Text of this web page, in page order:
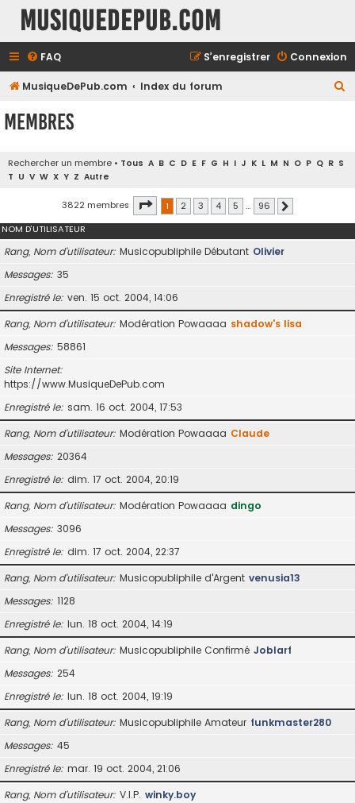
MusiqueDePub.com
FAQ Connexion
S’enregistrer
MusiqueDePub.com Index du forum
Membres
Rechercher un membre • Tous A B C D E F G H I J K L M N O P Q R S
T U V W X Y Z Autre
3822 membres Page 1sur96
1 2 3 4 5 … 96
NOM D’UTILISATEUR
Rang, Nom d’utilisateur Musicopubliphile Débutant Olivier
Messages 35
Enregistré le ven. 15 oct. 2004, 14:06
Rang, Nom d’utilisateur Modération Powaaaa shadow's lisa
Messages 58861
Site Internet
https://www.MusiqueDePub.com
Enregistré le sam. 16 oct. 2004, 17:53
Rang, Nom d’utilisateur Modération Powaaaa Claude
Messages 20364
Enregistré le dim. 17 oct. 2004, 20:19
Rang, Nom d’utilisateur Modération Powaaaa dingo
Messages 3096
Enregistré le dim. 17 oct. 2004, 22:37
Rang, Nom d’utilisateur Musicopubliphile d'Argent venusia13
Messages 1128
Enregistré le lun. 18 oct. 2004, 14:19
Rang, Nom d’utilisateur Musicopubliphile Confirmé Joblarf
Messages 254
Enregistré le lun. 18 oct. 2004, 19:19
Rang, Nom d’utilisateur Musicopubliphile Amateur funkmaster280
Messages 45
Enregistré le mar. 19 oct. 2004, 21:06
Rang, Nom d’utilisateur V.I.P. winky.boy